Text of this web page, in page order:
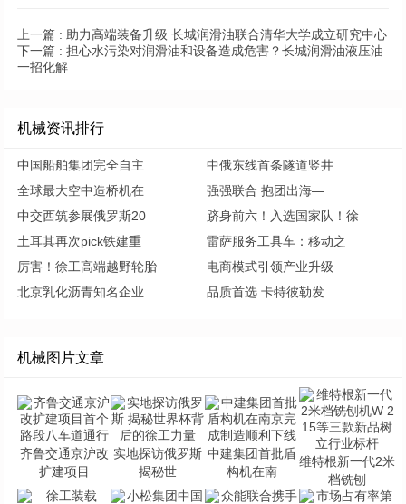
上一篇 : 助力高端装备升级 长城润滑油联合清华大学成立研究中心
下一篇 : 担心水污染对润滑油和设备造成危害？长城润滑油液压油
一招化解
机械资讯排行
中国船舶集团完全自主
中俄东线首条隧道竖井
全球最大空中造桥机在
强强联合 抱团出海—
中交西筑参展俄罗斯20
跻身前六！入选国家队！徐
土耳其再次pick铁建重
雷萨服务工具车：移动之
厉害！徐工高端越野轮胎
电商模式引领产业升级
北京乳化沥青知名企业
品质首选 卡特彼勒发
机械图片文章
齐鲁交通京沪改
扩建项目
实地探访俄罗斯
揭秘世
中建集团首批盾
构机在南
维特根新一代2米
档铣刨